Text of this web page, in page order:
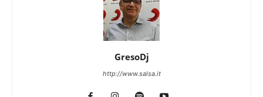
GresoDj
http://www.salsa.it